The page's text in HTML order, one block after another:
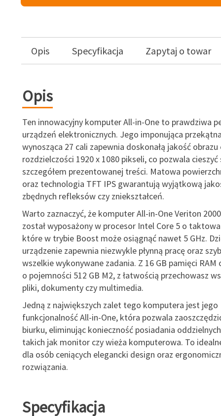
Opis Specyfikacja Zapytaj o towar
Opis
Ten innowacyjny komputer All-in-One to prawdziwa
urządzeń elektronicznych. Jego imponująca
wynosząca 27 cali zapewnia doskonałą jakość obrazu
rozdzielczości 1920 x 1080 pikseli, co pozwala
szczegółem prezentowanej treści. Matowa
oraz technologia TFT IPS gwarantują wyjątkową
zbędnych refleksów czy zniekształceń.
Warto zaznaczyć, że komputer All-in-One Veriton
został wyposażony w procesor Intel Core 5 o
które w trybie Boost może osiągnąć nawet 5 GHz.
urządzenie zapewnia niezwykle płynną pracę oraz
wszelkie wykonywane zadania. Z 16 GB pamięci RAM
o pojemności 512 GB M2, z łatwością przechowasz
pliki, dokumenty czy multimedia.
Jedną z największych zalet tego komputera jest jego
funkcjonalność All-in-One, która pozwala
biurku, eliminując konieczność posiadania
takich jak monitor czy wieża komputerowa. To
dla osób ceniących elegancki design oraz
rozwiązania.
Specyfikacja